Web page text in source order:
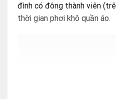
đình có đông thành viên
thời gian phơi khô quần áo.